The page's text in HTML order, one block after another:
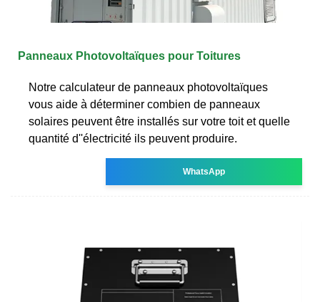
Panneaux Photovoltaïques pour Toitures
Notre calculateur de panneaux photovoltaïques
vous aide à déterminer combien de panneaux
solaires peuvent être installés sur votre toit et quelle
quantité d''électricité ils peuvent produire.
WhatsApp